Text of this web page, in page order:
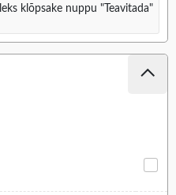
klõpsake nuppu "Teavitada"